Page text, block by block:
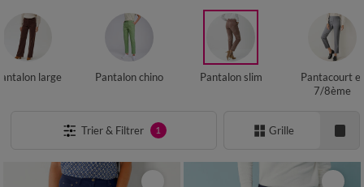
large Pantalon chino Pantalon slim
Pantacourt et
7/8ème
Trier & Filtrer 1 Grille